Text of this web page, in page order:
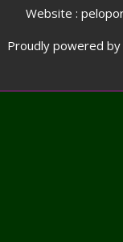
Website :
Proudly powered